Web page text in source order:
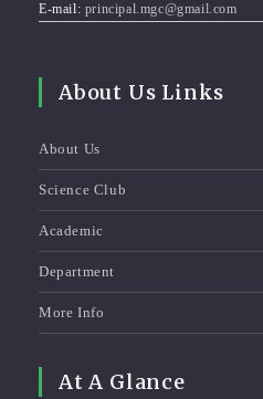
E-mail: principal.mgc@gmail.com
About Us Links
About Us
Science Club
Academic
Department
More Info
At A Glance